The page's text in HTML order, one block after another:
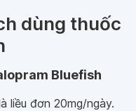
dùng thuốc
Bluefish
liều đơn 20mg/ngày.